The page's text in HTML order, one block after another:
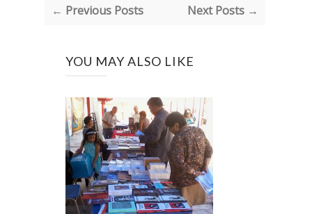
← Previous Posts Next Posts →
YOU MAY ALSO LIKE